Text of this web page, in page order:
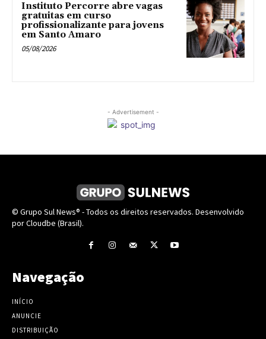
Instituto Percorre abre vagas
gratuitas em curso
profissionalizante para jovens
em Santo Amaro
05/08/2026
- Advertisement -
© Grupo Sul News® - Todos os direitos reservados. Desenvolvido
por Cloudbe (Brasil).
Navegação
INÍCIO
ANUNCIE
DISTRIBUIÇÃO